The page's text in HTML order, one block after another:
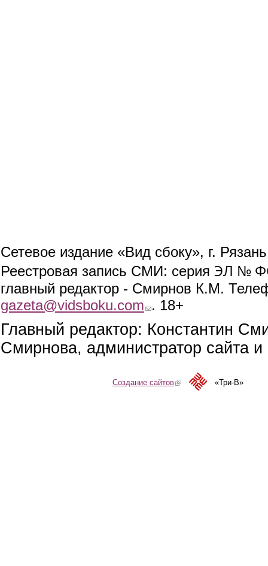
Сетевое издание «Вид сбоку», г.
Реестровая запись СМИ: серия ЭЛ №
главный редактор - Смирнов К.М.
gazeta@vidsboku.com (link sends e-mail)
. 18+
Главный редактор: Константин
Смирнова, администратор сайта
Создание сайтов(link is external)«Три-В»